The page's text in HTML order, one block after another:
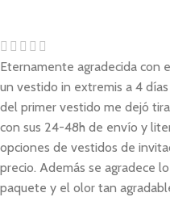
Eternamente agradecida con
un vestido in extremis a 4
del primer vestido me dejó
con sus 24-48h de envío y
opciones de vestidos de
precio. Además se agradece
paquete y el olor tan